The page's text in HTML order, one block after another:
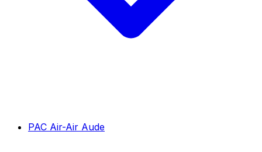
PAC Air-Air Aude